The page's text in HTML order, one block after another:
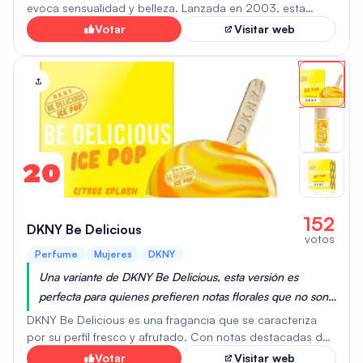
es un tributo a la feminidad.
evoca sensualidad y belleza. Lanzada en 2003, esta
fragancia floral y amaderada está diseñada para mujeres.
Su corazón se basa en un acorde de almizcle
característico, realzado por notas florales con toques de
rosa y melocotón, y subrayado por un suave ámbar y
pachulí. Es una fragancia que encarna la elegancia y la
sofisticación. "For Her" está disponible en varias
presentaciones, incluyendo Eau de Parfum y Eau de
Toilette.
Votar Visitar web
20
DKNY Be Delicious 152
votos
Perfume Mujeres DKNY
Una variante de DKNY Be Delicious, esta versión es
perfecta para quienes prefieren notas florales que no son
demasiado empalagosas, ofreciendo una fragancia
delicada y atractiva.
DKNY Be Delicious es una fragancia que se caracteriza
por su perfil fresco y afrutado. Con notas destacadas de
manzana verde y un suave matiz de pepino, ofrece un
Votar Visitar web